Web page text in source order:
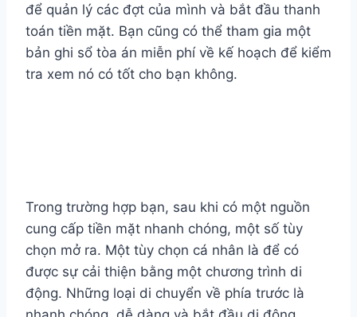
để quản lý các đợt của mình và bắt đầu thanh
toán tiền mặt. Bạn cũng có thể tham gia một
bản ghi sổ tòa án miễn phí về kế hoạch để kiểm
tra xem nó có tốt cho bạn không.
Trong trường hợp bạn, sau khi có một nguồn
cung cấp tiền mặt nhanh chóng, một số tùy
chọn mở ra. Một tùy chọn cá nhân là để có
được sự cải thiện bằng một chương trình di
động. Những loại di chuyển về phía trước là